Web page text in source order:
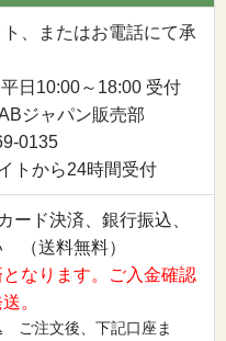
、またはお電話にて承
日10:00～18:00 受付
ジャパン販売部
0135
トから24時間受付
ード決済、銀行振込、
（送料無料）
なります。ご入金確認
。
ご注文後、下記口座ま